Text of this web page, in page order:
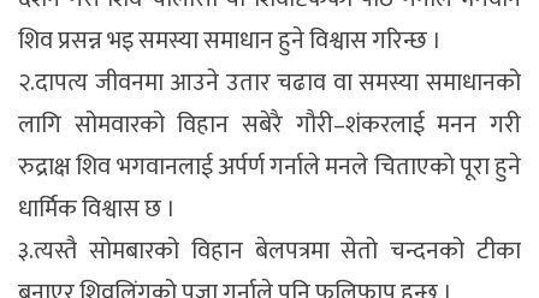
शिव प्रसन्न भइ समस्या समाधान हुने विश्वास गरिन्छ ।
२.दापत्य जीवनमा आउने उतार चढाव वा समस्या समाधानको
लागि सोमवारको विहान सबेरै गौरी–शंकरलाई मनन गरी
रुद्राक्ष शिव भगवानलाई अर्पर्ण गर्नाले मनले चिताएको पूरा हुने
धार्मिक विश्वास छ ।
३.त्यस्तै सोमबारको विहान बेलपत्रमा सेतो चन्दनको टीका